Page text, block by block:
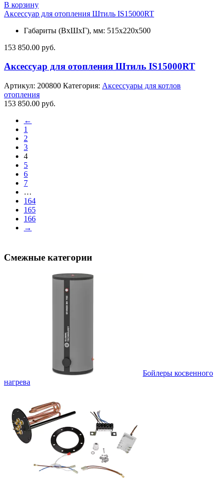
В корзину
Аксессуар для отопления Штиль IS15000RT
Габариты (ВхШхГ), мм: 515х220х500
153 850.00 руб.
Аксессуар для отопления Штиль IS15000RT
Артикул: 200800 Категория: Аксессуары для котлов
отопления
153 850.00 руб.
←
1
2
3
4
5
6
7
…
164
165
166
→
Смежные категории
Бойлеры косвенного
нагрева